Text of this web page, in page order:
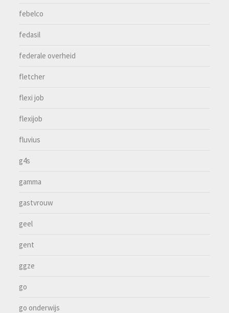
febelco
fedasil
federale overheid
fletcher
flexi job
flexijob
fluvius
g4s
gamma
gastvrouw
geel
gent
ggze
go
go onderwijs